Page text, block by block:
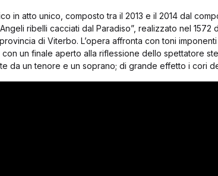
in atto unico, composto tra il 2013 e il 2014 dal
ribelli cacciati dal Paradiso”, realizzato nel
di Viterbo. L’opera affronta con toni
un finale aperto alla riflessione dello spettatore
da un tenore e un soprano; di grande effetto i cori